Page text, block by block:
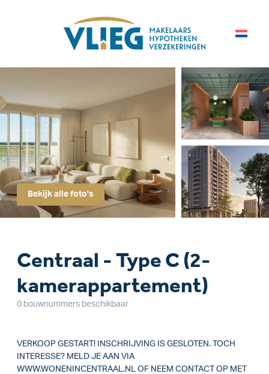
Bekijk alle foto's
Centraal - Type C (2-
kamerappartement)
0 bouwnummers beschikbaar
VERKOOP GESTART! INSCHRIJVING IS GESLOTEN. TOCH
INTERESSE? MELD JE AAN VIA
WWW.WONENINCENTRAAL.NL OF NEEM CONTACT OP MET